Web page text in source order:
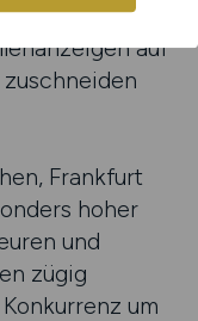
auf
Frankfurt
hoher
und
zügig
um